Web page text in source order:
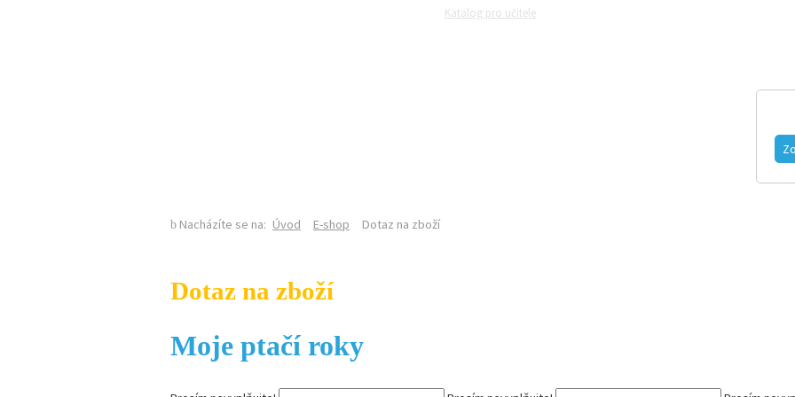
Katalog pro učitele
Nacházíte se na: Úvod E-shop Dotaz na zboží
Dotaz na zboží
Moje ptačí roky